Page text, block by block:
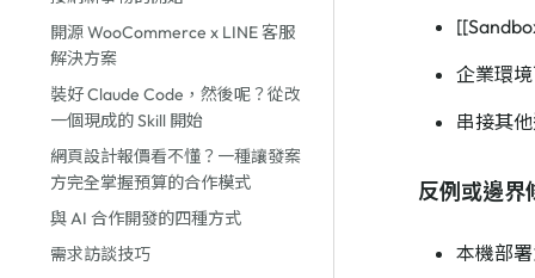
開源 WooCommerce x LINE 客服
解決方案
裝好 Claude Code，然後呢？從改
一個現成的 Skill 開始
網頁設計報價看不懂？一種讓發案
方完全掌握預算的合作模式
與 AI 合作開發的四種方式
需求訪談技巧
企業環
串接其
反例或邊界
本機部